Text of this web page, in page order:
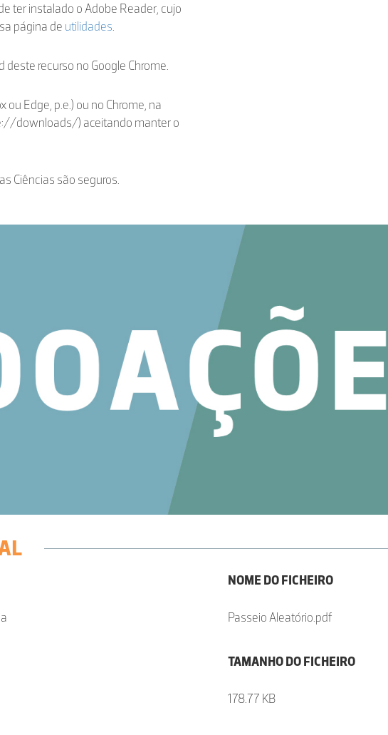
ter instalado o Adobe Reader, cujo
página de utilidades.
recurso no Google Chrome.
ou Edge, p.e.) ou no Chrome, na
downloads/) aceitando manter o
Ciências são seguros.
NOME DO FICHEIRO
Passeio Aleatório.pdf
TAMANHO DO FICHEIRO
178.77 KB